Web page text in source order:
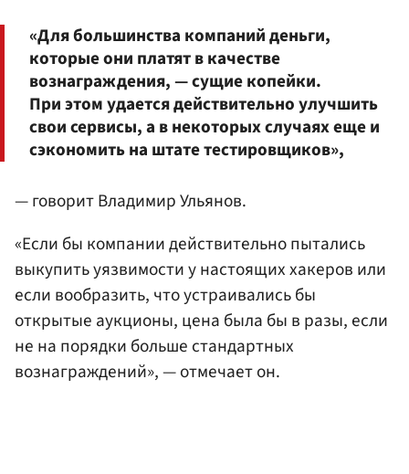
«Для большинства компаний деньги,
которые они платят в качестве
вознаграждения, — сущие копейки.
При этом удается действительно улучшить
свои сервисы, а в некоторых случаях еще и
сэкономить на штате тестировщиков»,
— говорит Владимир Ульянов.
«Если бы компании действительно пытались
выкупить уязвимости у настоящих хакеров или
если вообразить, что устраивались бы
открытые аукционы, цена была бы в разы, если
не на порядки больше стандартных
вознаграждений», — отмечает он.